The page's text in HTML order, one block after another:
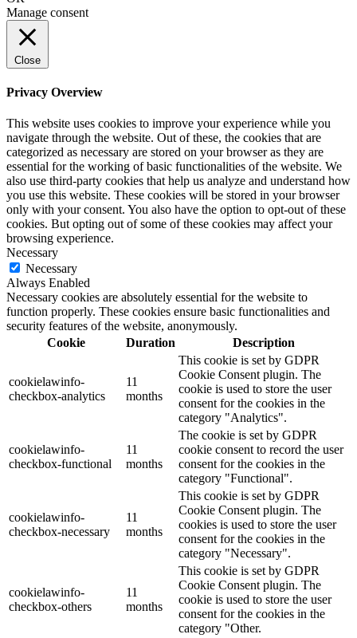
Manage consent
Close
Privacy Overview
This website uses cookies to improve your experience while you
navigate through the website. Out of these, the cookies that are
categorized as necessary are stored on your browser as they are
essential for the working of basic functionalities of the website. We
also use third-party cookies that help us analyze and understand how
you use this website. These cookies will be stored in your browser
only with your consent. You also have the option to opt-out of these
cookies. But opting out of some of these cookies may affect your
browsing experience.
Necessary
Necessary
Always Enabled
Necessary cookies are absolutely essential for the website to
function properly. These cookies ensure basic functionalities and
security features of the website, anonymously.
Cookie
Duration Description
cookielawinfo-
checkbox-analytics
11
months
This cookie is set by GDPR
Cookie Consent plugin. The
cookie is used to store the user
consent for the cookies in the
category "Analytics".
cookielawinfo-
checkbox-functional
11
months
The cookie is set by GDPR
cookie consent to record the user
consent for the cookies in the
category "Functional".
cookielawinfo-
checkbox-necessary
11
months
This cookie is set by GDPR
Cookie Consent plugin. The
cookies is used to store the user
consent for the cookies in the
category "Necessary".
cookielawinfo-
checkbox-others
11
months
This cookie is set by GDPR
Cookie Consent plugin. The
cookie is used to store the user
consent for the cookies in the
category "Other.